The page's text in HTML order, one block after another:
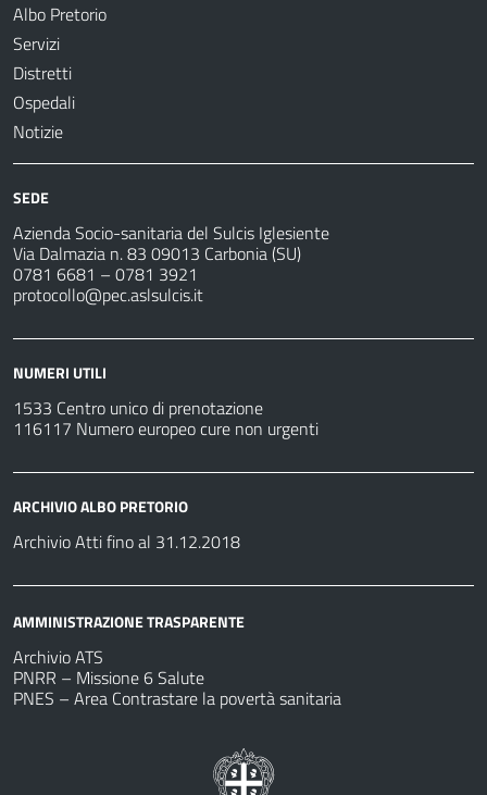
Albo Pretorio
Servizi
Distretti
Ospedali
Notizie
SEDE
Azienda Socio-sanitaria del Sulcis Iglesiente
Via Dalmazia n. 83 09013 Carbonia (SU)
0781 6681 – 0781 3921
protocollo@pec.aslsulcis.it
NUMERI UTILI
1533 Centro unico di prenotazione
116117 Numero europeo cure non urgenti
ARCHIVIO ALBO PRETORIO
Archivio Atti fino al 31.12.2018
AMMINISTRAZIONE TRASPARENTE
Archivio ATS
PNRR – Missione 6 Salute
PNES – Area Contrastare la povertà sanitaria